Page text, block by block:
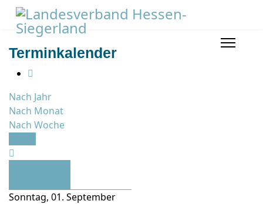
Terminkalender
Nach Jahr
Nach Monat
Nach Woche
Sonntag, 01. September